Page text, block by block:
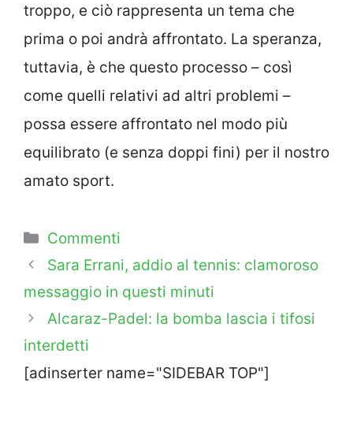
troppo, e ciò rappresenta un tema che
prima o poi andrà affrontato. La speranza,
tuttavia, è che questo processo – così
come quelli relativi ad altri problemi –
possa essere affrontato nel modo più
equilibrato (e senza doppi fini) per il nostro
amato sport.
Categorie
Commenti
Sara Errani, addio al tennis: clamoroso
messaggio in questi minuti
Alcaraz-Padel: la bomba lascia i tifosi
interdetti
[adinserter name="SIDEBAR TOP"]